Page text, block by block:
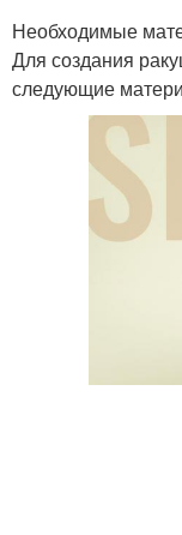
Необходимые
Для создания
следующие